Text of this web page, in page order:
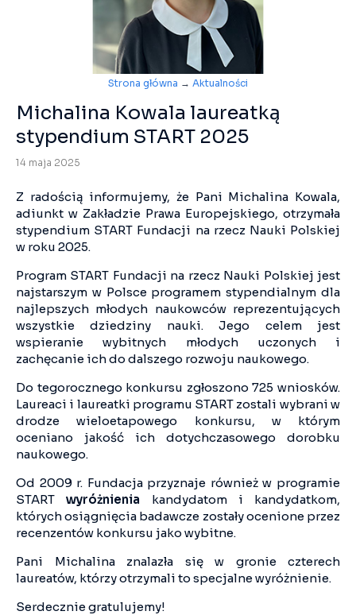
Strona główna → Aktualności
Michalina Kowala laureatką
stypendium START 2025
14 maja 2025
Z radością informujemy, że Pani Michalina Kowala,
adiunkt w Zakładzie Prawa Europejskiego, otrzymała
stypendium START Fundacji na rzecz Nauki Polskiej
w roku 2025.
Program START Fundacji na rzecz Nauki Polskiej jest
najstarszym w Polsce programem stypendialnym dla
najlepszych młodych naukowców reprezentujących
wszystkie dziedziny nauki. Jego celem jest
wspieranie wybitnych młodych uczonych i
zachęcanie ich do dalszego rozwoju naukowego.
Do tegorocznego konkursu zgłoszono 725 wniosków.
Laureaci i laureatki programu START zostali wybrani w
drodze wieloetapowego konkursu, w którym
oceniano jakość ich dotychczasowego dorobku
naukowego.
Od 2009 r. Fundacja przyznaje również w programie
STARTwyróżnienia kandydatom i kandydatkom,
których osiągnięcia badawcze zostały ocenione przez
recenzentów konkursu jako wybitne.
Pani Michalina znalazła się w gronie czterech
laureatów, którzy otrzymali to specjalne wyróżnienie.
Serdecznie gratulujemy!